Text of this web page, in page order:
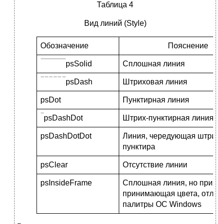
Таблица 4
Вид линий (Style)
Обозначение Пояснение
psSolid Сплошная линия
psDash Штриховая линия
psDot Пунктирная линия
psDashDot Штрих-пунктирная линия
psDashDotDot
Линия, чередующая
пунктира
psClear Отсутствие линии
psInsideFrame
Сплошная линия, но при
принимающая цвета,
палитры ОС Windows